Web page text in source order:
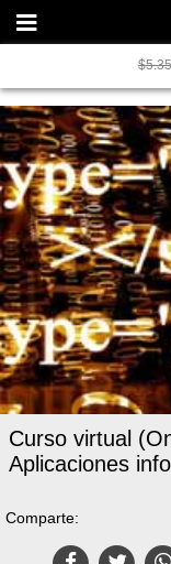
$
Curso virtual
Aplicaciones
Comparte: